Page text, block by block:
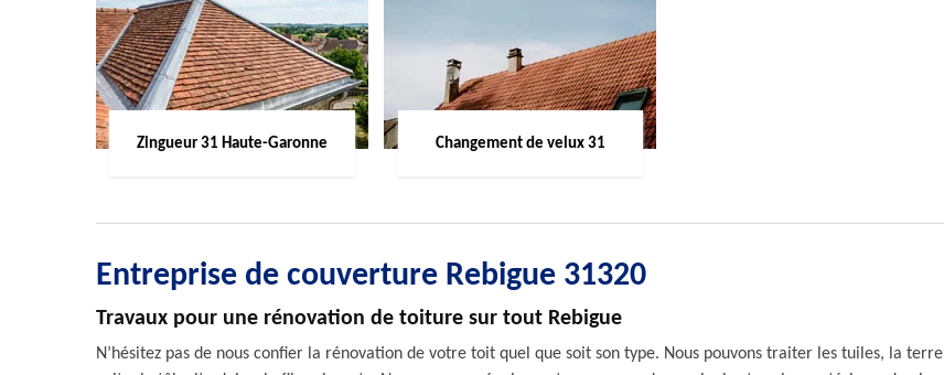
Zingueur 31 Haute-Garonne Changement de velux 31
Entreprise de couverture Rebigue 31320
Travaux pour une rénovation de toiture sur tout Rebigue
N’hésitez pas de nous confier la rénovation de votre toit quel que soit son type. Nous pouvons traiter les tuiles, la terre